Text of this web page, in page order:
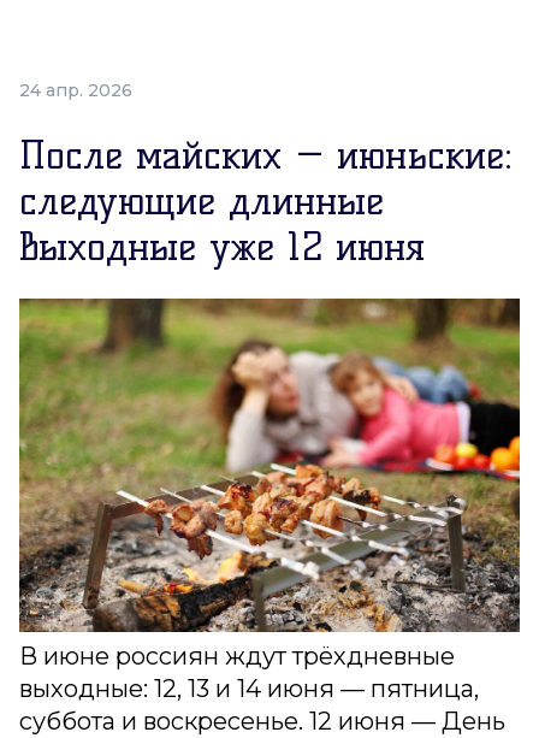
24 апр. 2026
После майских — июньские:
следующие длинные
выходные уже 12 июня
В июне россиян ждут трёхдневные
выходные: 12, 13 и 14 июня — пятница,
суббота и воскресенье. 12 июня — День